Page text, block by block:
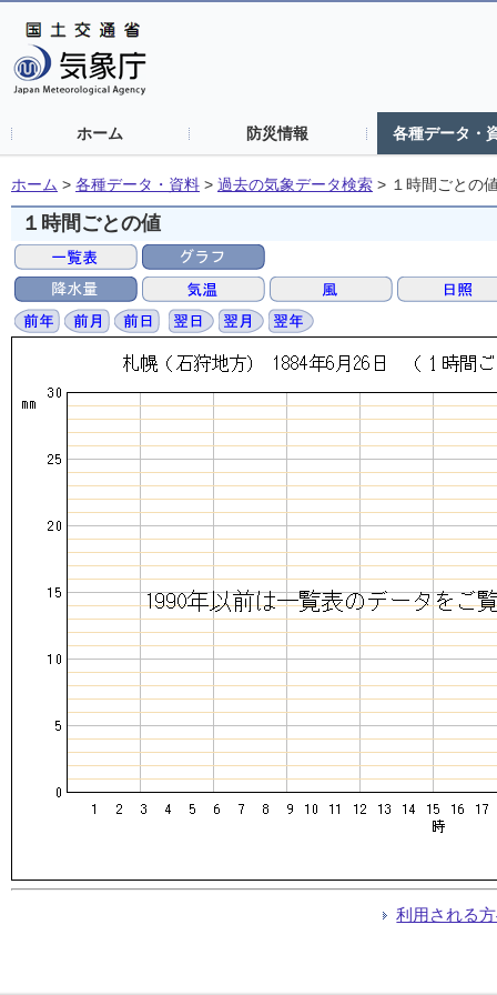
ホーム 防災情報 各種データ・
ホーム > 各種データ・資料 > 過去の気象データ検索 > １時間ごとの
１時間ごとの値
利用される